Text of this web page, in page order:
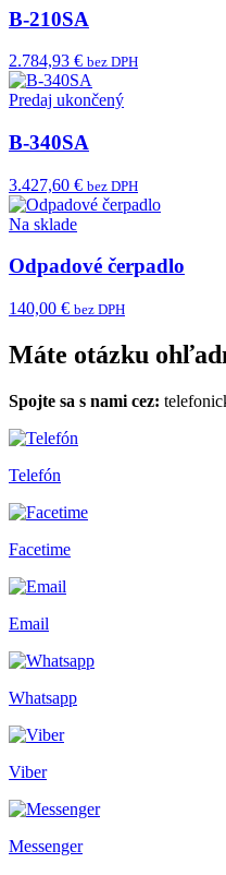
B-210SA
2.784,93 € bez DPH
Predaj ukončený
B-340SA
3.427,60 € bez DPH
Na sklade
Odpadové čerpadlo
140,00 € bez DPH
Máte otázku
Spojte sa s nami cez:
Telefón
Facetime
Email
Whatsapp
Viber
Messenger